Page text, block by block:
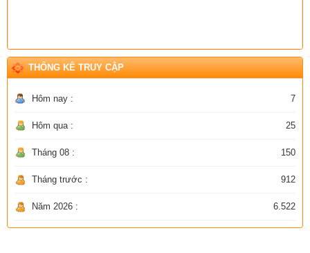
THỐNG KÊ TRUY CẬP
Hôm nay : 7
Hôm qua : 25
Tháng 08 : 150
Tháng trước : 912
Năm 2026 : 6.522